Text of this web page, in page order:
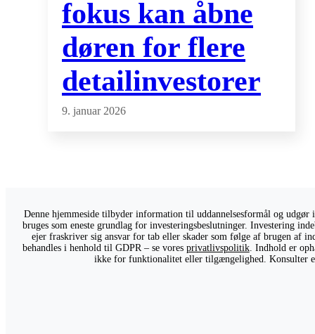
fokus kan åbne
døren for flere
detailinvestorer
9. januar 2026
Denne hjemmeside tilbyder information til uddannelsesformål og
bruges som eneste grundlag for investeringsbeslutninger. Investering
ejer fraskriver sig ansvar for tab eller skader som følge af brugen af
behandles i henhold til GDPR – se vores privatlivspolitik. Indhold er
ikke for funktionalitet eller tilgængelighed. Konsulter